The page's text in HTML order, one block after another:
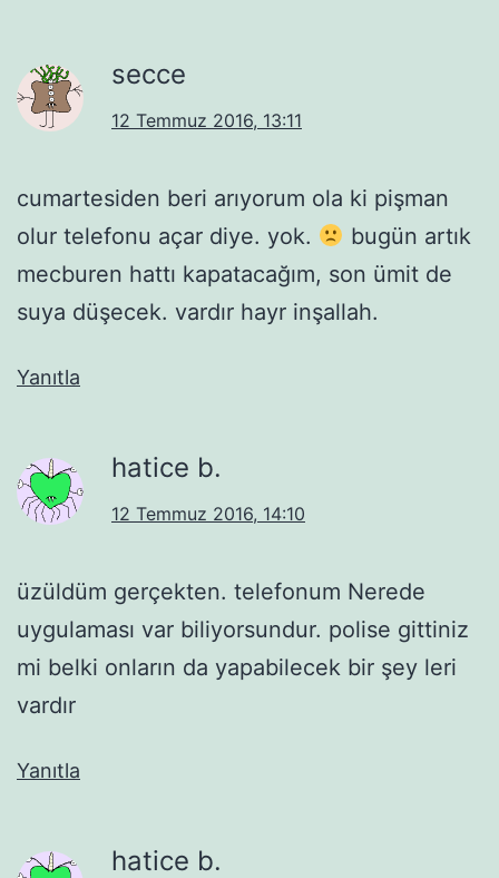
secce
12 Temmuz 2016, 13:11
cumartesiden beri arıyorum ola ki pişman
olur telefonu açar diye. yok.
bugün artık
mecburen hattı kapatacağım, son ümit de
suya düşecek. vardır hayr inşallah.
Yanıtla
hatice b.
12 Temmuz 2016, 14:10
üzüldüm gerçekten. telefonum Nerede
uygulaması var biliyorsundur. polise gittiniz
mi belki onların da yapabilecek bir şey leri
vardır
Yanıtla
hatice b.